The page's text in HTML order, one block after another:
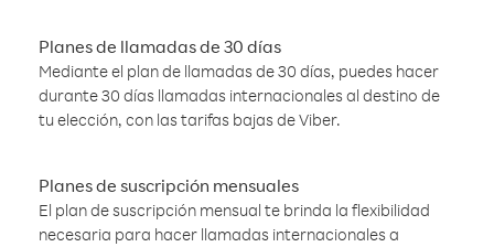
Planes de llamadas de 30 días
Mediante el plan de llamadas de 30 días, puedes hacer
durante 30 días llamadas internacionales al destino de
tu elección, con las tarifas bajas de Viber.
Planes de suscripción mensuales
El plan de suscripción mensual te brinda la flexibilidad
necesaria para hacer llamadas internacionales a